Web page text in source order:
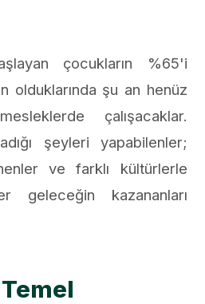
çocukların %65'i
olduklarında şu an henüz
çalışacaklar.
şeyleri yapabilenler;
ve farklı kültürlerle
geleceğin kazananları
Temel